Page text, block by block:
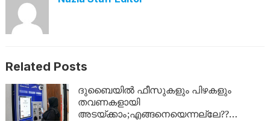
Related Posts
ദുബൈയില്‍ ഫീസുകളും പിഴകളും
തവണകളായി
അടയ്ക്കാം;എങ്ങനെയെന്നല്ലേ??